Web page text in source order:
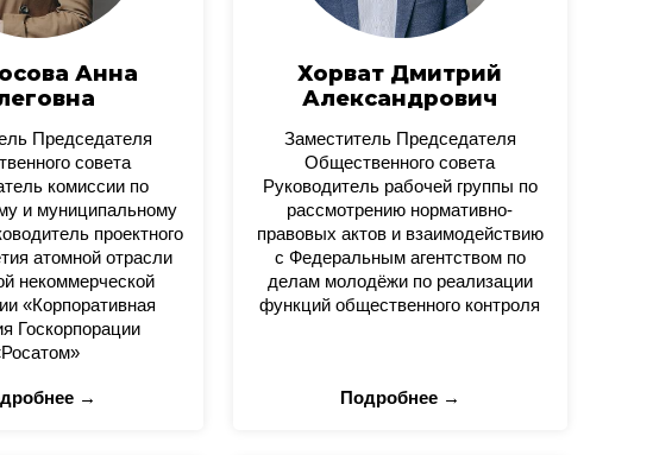
Анна
Председателя
совета
комиссии по
и муниципальному
проектного
атомной отрасли
некоммерческой
«Корпоративная
Госкорпорации
→
Хорват Дмитрий
Александрович
Заместитель Председателя
Общественного совета
Руководитель рабочей группы по
рассмотрению нормативно-
правовых актов и взаимодействию
с Федеральным агентством по
делам молодёжи по реализации
функций общественного контроля
Подробнее →